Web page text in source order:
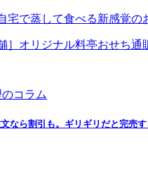
宅で蒸して食べる新感覚の
］オリジナル料亭おせち通
コラム
なら割引も。ギリギリだと完売